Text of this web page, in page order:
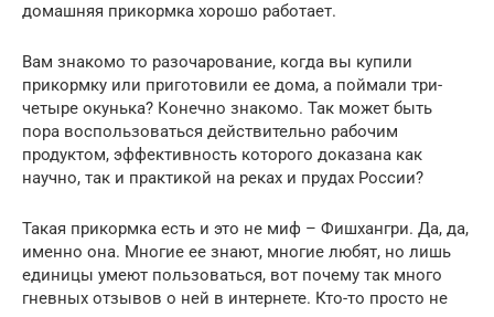
домашняя прикормка хорошо работает.
Вам знакомо то разочарование, когда вы купили
прикормку или приготовили ее дома, а поймали три-
четыре окунька? Конечно знакомо. Так может быть
пора воспользоваться действительно рабочим
продуктом, эффективность которого доказана как
научно, так и практикой на реках и прудах России?
Такая прикормка есть и это не миф – Фишхангри. Да, да,
именно она. Многие ее знают, многие любят, но лишь
единицы умеют пользоваться, вот почему так много
гневных отзывов о ней в интернете. Кто-то просто не